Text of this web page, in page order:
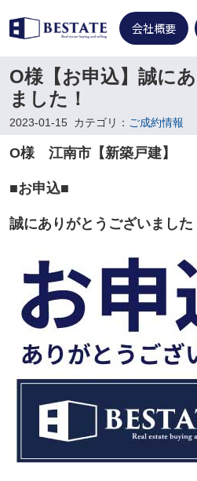
会社概要
O様【お申込】誠に
ました！
2023-01-15 カテゴリ： ご成約情報
O様 江南市【新築戸建】
■お申込■
誠にありがとうございました